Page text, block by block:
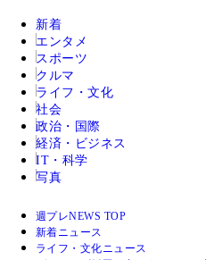
新着
エンタメ
スポーツ
クルマ
ライフ・文化
社会
政治・国際
経済・ビジネス
IT・科学
写真
週プレNEWS TOP
新着ニュース
ライフ・文化ニュース